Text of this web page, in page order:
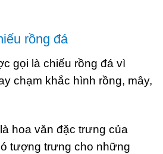
rồng đá
gọi là chiếu rồng đá vì
chạm khắc hình rồng, mây,
hoa văn đặc trưng của
tượng trưng cho những